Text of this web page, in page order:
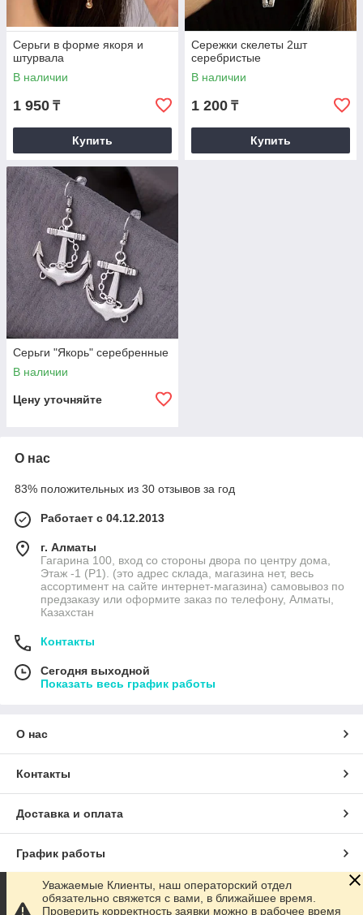
Серьги в форме якоря и
штурвала
В наличии
1 950 ₸
Купить
Сережки скелеты 2шт
серебристые
В наличии
1 200 ₸
Купить
Серьги "Якорь" серебренные
В наличии
Цену уточняйте
О нас
83% положительных из 30 отзывов за год
Работает с 04.12.2013
г. Алматы
Гагарина 100, вход со стороны двора по центру дома,
Этаж -1 (P1). (это адрес склада, магазина нет, весь
ассортимент на сайте интернет-магазина) самовывоз по
предзаказу или оформите заказ по телефону, Алматы,
Казахстан
Контакты
Сегодня выходной
Показать весь график работы
О нас
Контакты
Доставка и оплата
График работы
Полная версия сайта
Уважаемые Клиенты, наш операторский отдел
обязательно свяжется с вами, в ближайшее время.
Проверить корректность заявки можно в рабочее время